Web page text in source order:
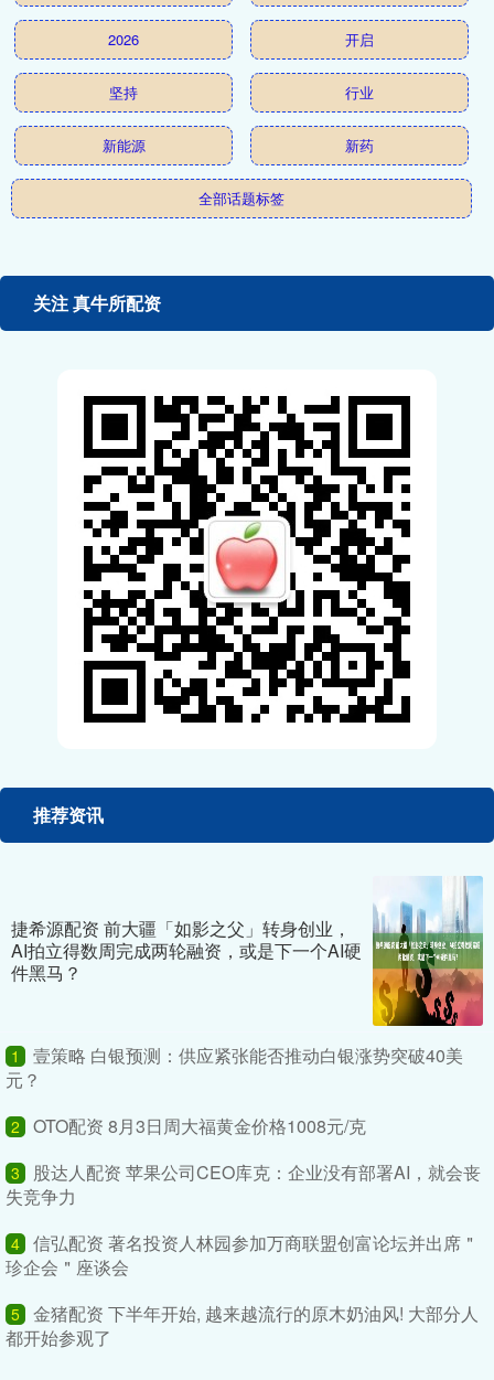
2026 开启
坚持 行业
新能源 新药
全部话题标签
关注 真牛所配资
推荐资讯
捷希源配资 前大疆「如影之父」转身创业，
AI拍立得数周完成两轮融资，或是下一个AI硬
件黑马？
1
壹策略 白银预测：供应紧张能否推动白银涨势突破40美
元？
2 OTO配资 8月3日周大福黄金价格1008元/克
3
股达人配资 苹果公司CEO库克：企业没有部署AI，就会丧
失竞争力
4 信弘配资 著名投资人林园参加万商联盟创富论坛并出席＂
珍企会＂座谈会
5 金猪配资 下半年开始, 越来越流行的原木奶油风! 大部分人
都开始参观了